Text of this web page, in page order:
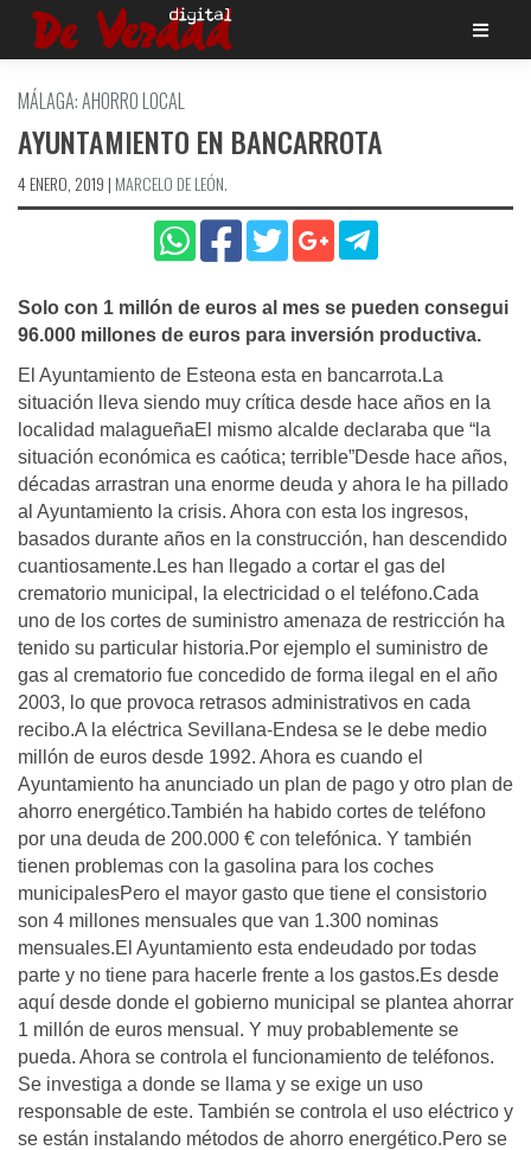
Saltar
MÁLAGA: AHORRO LOCAL
AYUNTAMIENTO EN BANCARROTA
4 ENERO, 2019 | MARCELO DE LEÓN.
Solo con 1 millón de euros al mes se pueden consegui
96.000 millones de euros para inversión productiva.
El Ayuntamiento de Esteona esta en bancarrota.La
situación lleva siendo muy crítica desde hace años en la
localidad malagueñaEl mismo alcalde declaraba que “la
situación económica es caótica; terrible”Desde hace años,
décadas arrastran una enorme deuda y ahora le ha pillado
al Ayuntamiento la crisis. Ahora con esta los ingresos,
basados durante años en la construcción, han descendido
cuantiosamente.Les han llegado a cortar el gas del
crematorio municipal, la electricidad o el teléfono.Cada
uno de los cortes de suministro amenaza de restricción ha
tenido su particular historia.Por ejemplo el suministro de
gas al crematorio fue concedido de forma ilegal en el año
2003, lo que provoca retrasos administrativos en cada
recibo.A la eléctrica Sevillana-Endesa se le debe medio
millón de euros desde 1992. Ahora es cuando el
Ayuntamiento ha anunciado un plan de pago y otro plan de
ahorro energético.También ha habido cortes de teléfono
por una deuda de 200.000 € con telefónica. Y también
tienen problemas con la gasolina para los coches
municipalesPero el mayor gasto que tiene el consistorio
son 4 millones mensuales que van 1.300 nominas
mensuales.El Ayuntamiento esta endeudado por todas
parte y no tiene para hacerle frente a los gastos.Es desde
aquí desde donde el gobierno municipal se plantea ahorrar
1 millón de euros mensual. Y muy probablemente se
pueda. Ahora se controla el funcionamiento de teléfonos.
Se investiga a donde se llama y se exige un uso
responsable de este. También se controla el uso eléctrico y
se están instalando métodos de ahorro energético.Pero se